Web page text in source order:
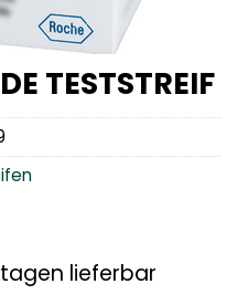
TESTSTREIF
lieferbar